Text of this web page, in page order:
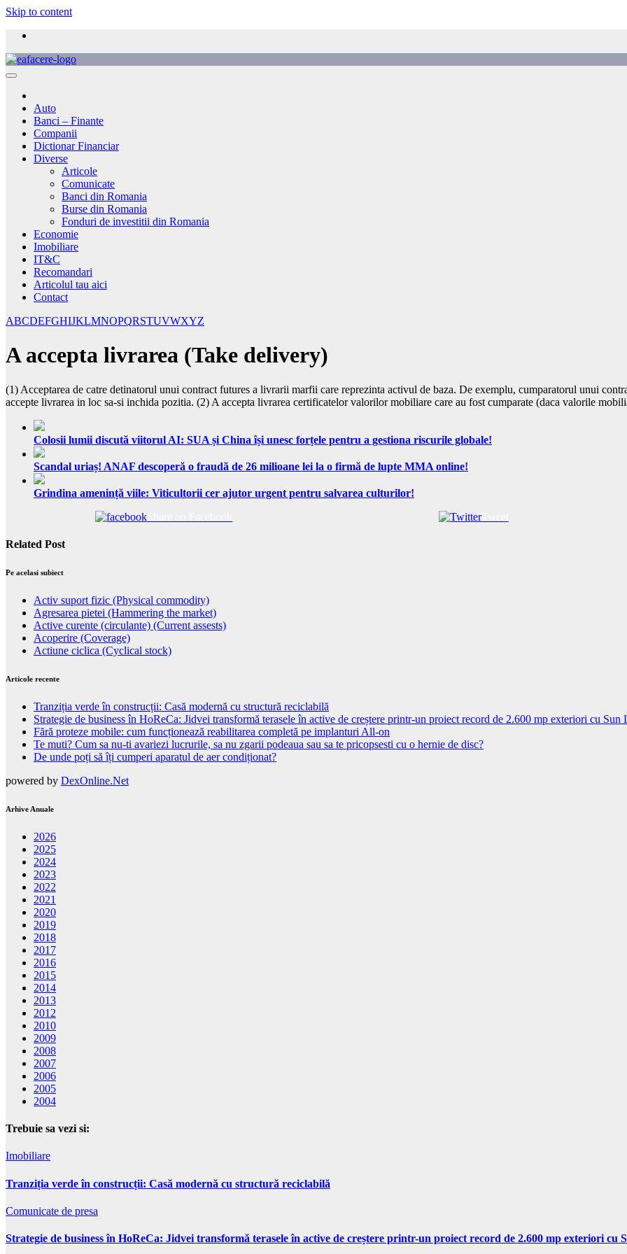
Skip to content
Auto
Banci – Finante
Companii
Dictionar Financiar
Diverse
Articole
Comunicate
Banci din Romania
Burse din Romania
Fonduri de investitii din Romania
Economie
Imobiliare
IT&C
Recomandari
Articolul tau aici
Contact
ABCDEFGHIJKLMNOPQRSTUVWXYZ
A accepta livrarea (Take delivery)
(1) Acceptarea de catre detinatorul unui contract futures a livrarii marfii care reprezinta activul de baza. De exemplu, cumparatorul unui
accepte livrarea in loc sa-si inchida pozitia. (2) A accepta livrarea certificatelor valorilor mobiliare care au fost cumparate (daca valorile
Colosii lumii discută viitorul AI: SUA și China își unesc forțele pentru a gestiona riscurile globale!
Scandal uriaș! ANAF descoperă o fraudă de 26 milioane lei la o firmă de lupte MMA online!
Grindina amenință viile: Viticultorii cer ajutor urgent pentru salvarea culturilor!
Tweet
Related Post
Pe acelasi subiect
Activ suport fizic (Physical commodity)
Agresarea pietei (Hammering the market)
Active curente (circulante) (Current assests)
Acoperire (Coverage)
Actiune ciclica (Cyclical stock)
Articole recente
Tranziția verde în construcții: Casă modernă cu structură reciclabilă
Strategie de business în HoReCa: Jidvei transformă terasele în active de creștere printr-un proiect record de 2.600 mp exteriori cu Sun
Fără proteze mobile: cum funcționează reabilitarea completă pe implanturi All-on
Te muti? Cum sa nu-ti avariezi lucrurile, sa nu zgarii podeaua sau sa te pricopsesti cu o hernie de disc?
De unde poți să îți cumperi aparatul de aer condiționat?
powered by DexOnline.Net
Arhive Anuale
2026
2025
2024
2023
2022
2021
2020
2019
2018
2017
2016
2015
2014
2013
2012
2010
2009
2008
2007
2006
2005
2004
Trebuie sa vezi si:
Imobiliare
Tranziția verde în construcții: Casă modernă cu structură reciclabilă
Comunicate de presa
Strategie de business în HoReCa: Jidvei transformă terasele în active de creștere printr-un proiect record de 2.600 mp exteriori cu